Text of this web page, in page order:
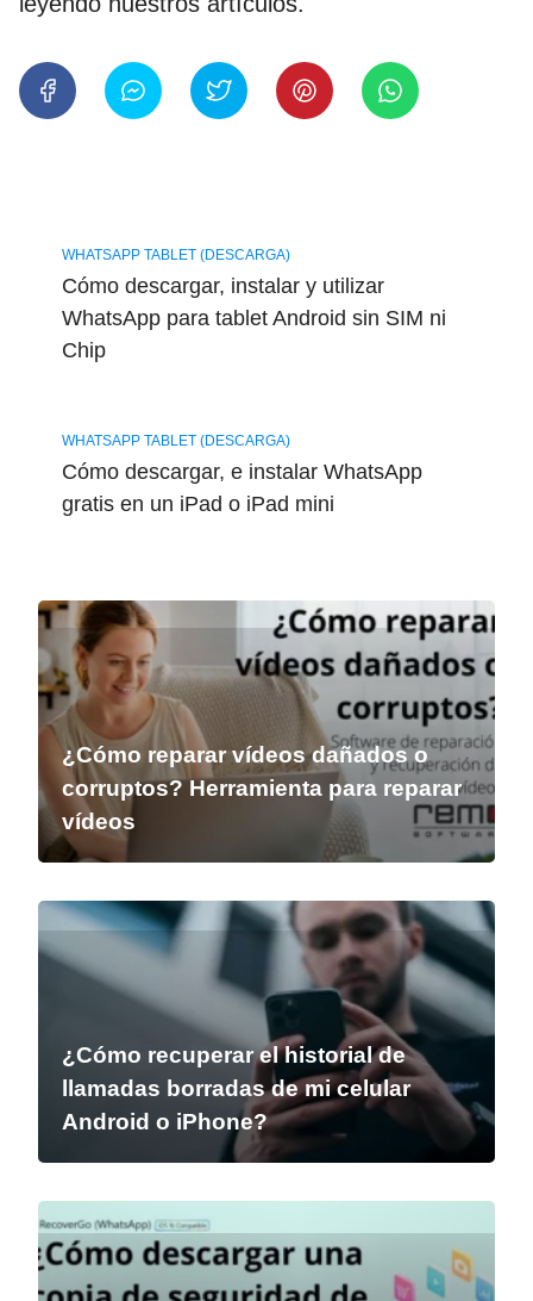
WHATSAPP TABLET (DESCARGA)
Cómo descargar, instalar y utilizar
WhatsApp para tablet Android sin SIM ni
Chip
WHATSAPP TABLET (DESCARGA)
Cómo descargar, e instalar WhatsApp
gratis en un iPad o iPad mini
¿Cómo reparar vídeos dañados o
corruptos? Herramienta para reparar
vídeos
¿Cómo recuperar el historial de
llamadas borradas de mi celular
Android o iPhone?